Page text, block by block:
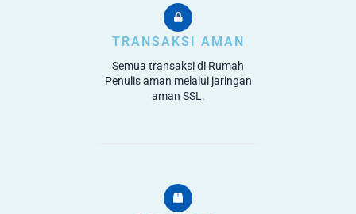
TRANSAKSI AMAN
Semua transaksi di Rumah
Penulis aman melalui jaringan
aman SSL.